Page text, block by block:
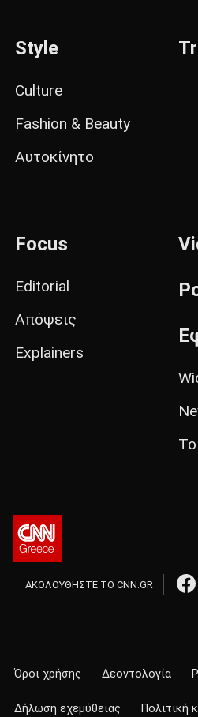
Style
Culture
Fashion & Beauty
Αυτοκίνητο
Focus
Editorial
Απόψεις
Explainers
ΑΚΟΛΟΥΘΗΣΤΕ ΤΟ CNN.GR
Όροι χρήσης Δεοντολογία
Δήλωση εχεμύθειας Πολιτική